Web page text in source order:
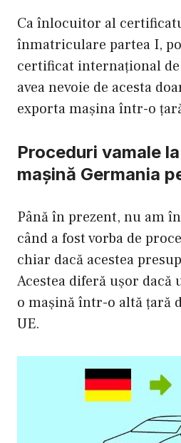
Ca înlocuitor al
înmatriculare partea I,
certificat internațional
avea nevoie de acesta
exporta mașina într-o
Proceduri vamale
mașină Germania
Până în prezent, nu am
când a fost vorba de
chiar dacă acestea
Acestea diferă ușor dacă
o mașină într-o altă țară
UE.